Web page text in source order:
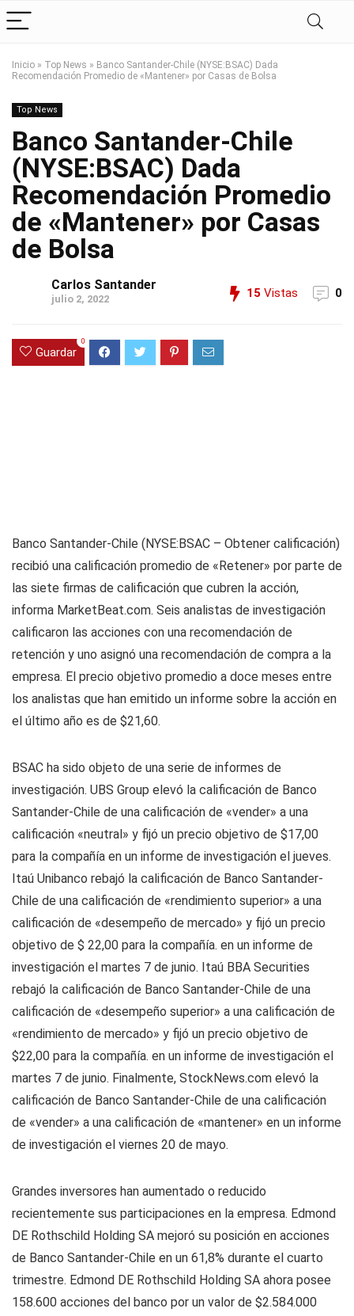
Inicio » Top News » Banco Santander-Chile (NYSE:BSAC) Dada
Recomendación Promedio de «Mantener» por Casas de Bolsa
Top News
Banco Santander-Chile
(NYSE:BSAC) Dada
Recomendación Promedio
de «Mantener» por Casas
de Bolsa
Carlos Santander
julio 2, 2022 15 Vistas 0
Guardar
0
Banco Santander-Chile (NYSE:BSAC – Obtener calificación)
recibió una calificación promedio de «Retener» por parte de
las siete firmas de calificación que cubren la acción,
informa MarketBeat.com. Seis analistas de investigación
calificaron las acciones con una recomendación de
retención y uno asignó una recomendación de compra a la
empresa. El precio objetivo promedio a doce meses entre
los analistas que han emitido un informe sobre la acción en
el último año es de $21,60.
BSAC ha sido objeto de una serie de informes de
investigación. UBS Group elevó la calificación de Banco
Santander-Chile de una calificación de «vender» a una
calificación «neutral» y fijó un precio objetivo de $17,00
para la compañía en un informe de investigación el jueves.
Itaú Unibanco rebajó la calificación de Banco Santander-
Chile de una calificación de «rendimiento superior» a una
calificación de «desempeño de mercado» y fijó un precio
objetivo de $ 22,00 para la compañía. en un informe de
investigación el martes 7 de junio. Itaú BBA Securities
rebajó la calificación de Banco Santander-Chile de una
calificación de «desempeño superior» a una calificación de
«rendimiento de mercado» y fijó un precio objetivo de
$22,00 para la compañía. en un informe de investigación el
martes 7 de junio. Finalmente, StockNews.com elevó la
calificación de Banco Santander-Chile de una calificación
de «vender» a una calificación de «mantener» en un informe
de investigación el viernes 20 de mayo.
Grandes inversores han aumentado o reducido
recientemente sus participaciones en la empresa. Edmond
DE Rothschild Holding SA mejoró su posición en acciones
de Banco Santander-Chile en un 61,8% durante el cuarto
trimestre. Edmond DE Rothschild Holding SA ahora posee
158.600 acciones del banco por un valor de $2.584.000